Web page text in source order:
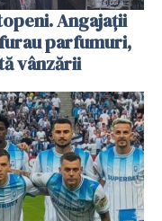
Angajații
parfumuri,
vânzării